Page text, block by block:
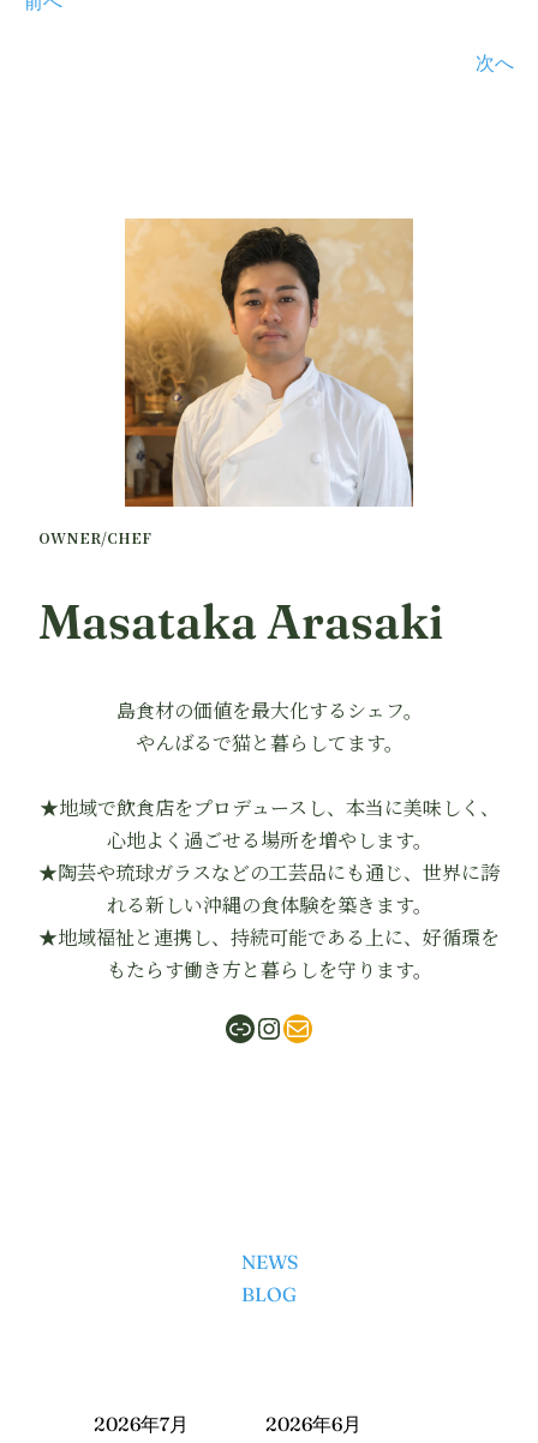
次へ
OWNER/CHEF
Masataka Arasaki
島食材の価値を最大化するシェフ。
やんばるで猫と暮らしてます。
★地域で飲食店をプロデュースし、本当に美味しく、
心地よく過ごせる場所を増やします。
★陶芸や琉球ガラスなどの工芸品にも通じ、世界に誇
れる新しい沖縄の食体験を築きます。
★地域福祉と連携し、持続可能である上に、好循環を
もたらす働き方と暮らしを守ります。
ShabuMasa
Instagram
mail
NEWS
BLOG
2026年7月
2026年6月